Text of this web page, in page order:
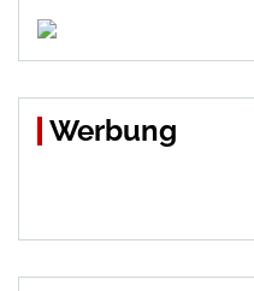
Werbung